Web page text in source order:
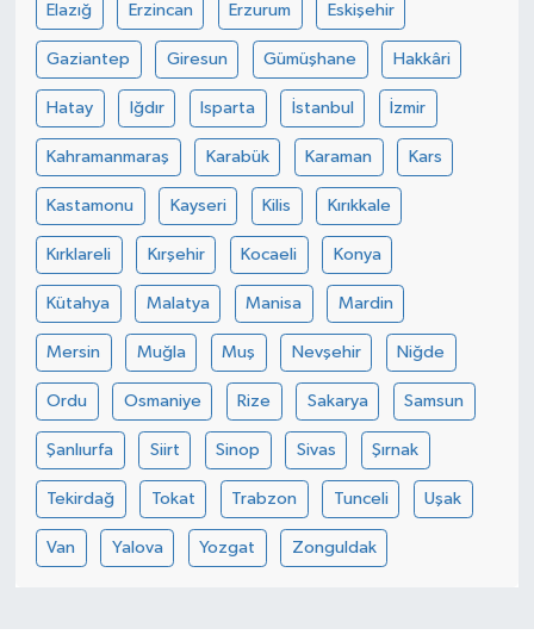
Elazığ Erzincan Erzurum Eskişehir
Gaziantep Giresun Gümüşhane Hakkâri
Hatay Iğdır Isparta İstanbul İzmir
Kahramanmaraş Karabük Karaman Kars
Kastamonu Kayseri Kilis Kırıkkale
Kırklareli Kırşehir Kocaeli Konya
Kütahya Malatya Manisa Mardin
Mersin Muğla Muş Nevşehir Niğde
Ordu Osmaniye Rize Sakarya Samsun
Şanlıurfa Siirt Sinop Sivas Şırnak
Tekirdağ Tokat Trabzon Tunceli Uşak
Van Yalova Yozgat Zonguldak